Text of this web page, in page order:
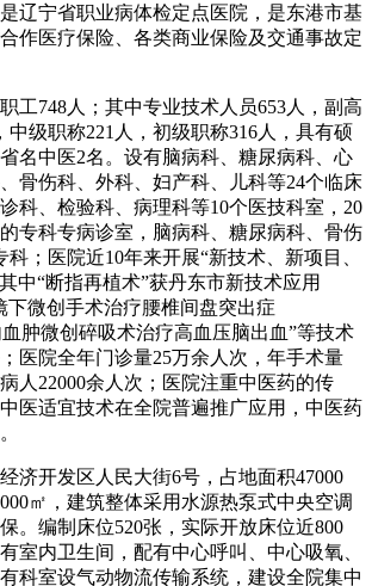
辽宁省职业病体检定点医院，是东港市基
作医疗保险、各类商业保险及交通事故定
工748人；其中专业技术人员653人，副高
中级职称221人，初级职称316人，具有硕
名中医2名。设有脑病科、糖尿病科、心
骨伤科、外科、妇产科、儿科等24个临床
科、检验科、病理科等10个医技科室，20
专科专病诊室，脑病科、糖尿病科、骨伤
；医院近10年来开展“新技术、新项目、
中“断指再植术”获丹东市新技术应用
下微创手术治疗腰椎间盘突出症
血肿微创碎吸术治疗高血压脑出血”等技术
医院全年门诊量25万余人次，年手术量
人22000余人次；医院注重中医药的传
医适宜技术在全院普遍推广应用，中医药
济开发区人民大街6号，占地面积47000
㎡，建筑整体采用水源热泵式中央空调
。编制床位520张，实际开放床位近800
室内卫生间，配有中心呼叫、中心吸氧、
科室设气动物流传输系统，建设全院集中